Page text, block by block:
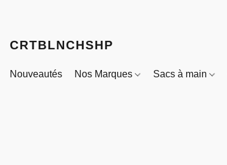
CRTBLNCHSHP
Nouveautés Nos Marques Sacs à main